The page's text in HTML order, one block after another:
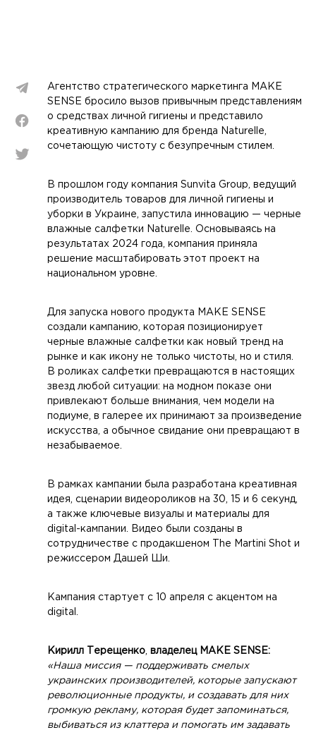
Агентство стратегического маркетинга MAKE
SENSE бросило вызов привычным представлениям
о средствах личной гигиены и представило
креативную кампанию для бренда Naturelle,
сочетающую чистоту с безупречным стилем.
В прошлом году компания Sunvita Group, ведущий
производитель товаров для личной гигиены и
уборки в Украине, запустила инновацию — черные
влажные салфетки Naturelle. Основываясь на
результатах 2024 года, компания приняла
решение масштабировать этот проект на
национальном уровне.
Для запуска нового продукта MAKE SENSE
создали кампанию, которая позиционирует
черные влажные салфетки как новый тренд на
рынке и как икону не только чистоты, но и стиля.
В роликах салфетки превращаются в настоящих
звезд любой ситуации: на модном показе они
привлекают больше внимания, чем модели на
подиуме, в галерее их принимают за произведение
искусства, а обычное свидание они превращают в
незабываемое.
В рамках кампании была разработана креативная
идея, сценарии видеороликов на 30, 15 и 6 секунд,
а также ключевые визуалы и материалы для
digital-кампании. Видео были созданы в
сотрудничестве с продакшеном The Martini Shot и
режиссером Дашей Ши.
Кампания стартует с 10 апреля с акцентом на
digital.
Кирилл Терещенко
владелец MAKE SENSE:
«Наша миссия — поддерживать смелых
украинских производителей, которые запускают
революционные продукты, и создавать для них
громкую рекламу, которая будет запоминаться,
выбиваться из клаттера и помогать им задавать